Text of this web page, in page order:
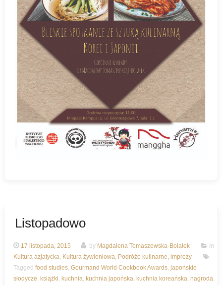
Listopadowo
17 listopada, 2015 by Magdalena Tomaszewska-Bolałek
In
Kultura azjatycka, Kultura żywieniowa, Podróże kulinarne, imprezy
Tagged food studies, Gourmand World Cookbook Awards, japońskie
słodycze, książki, kuchnia, kuchnia japońska, kuchnia koreańska, nagroda,